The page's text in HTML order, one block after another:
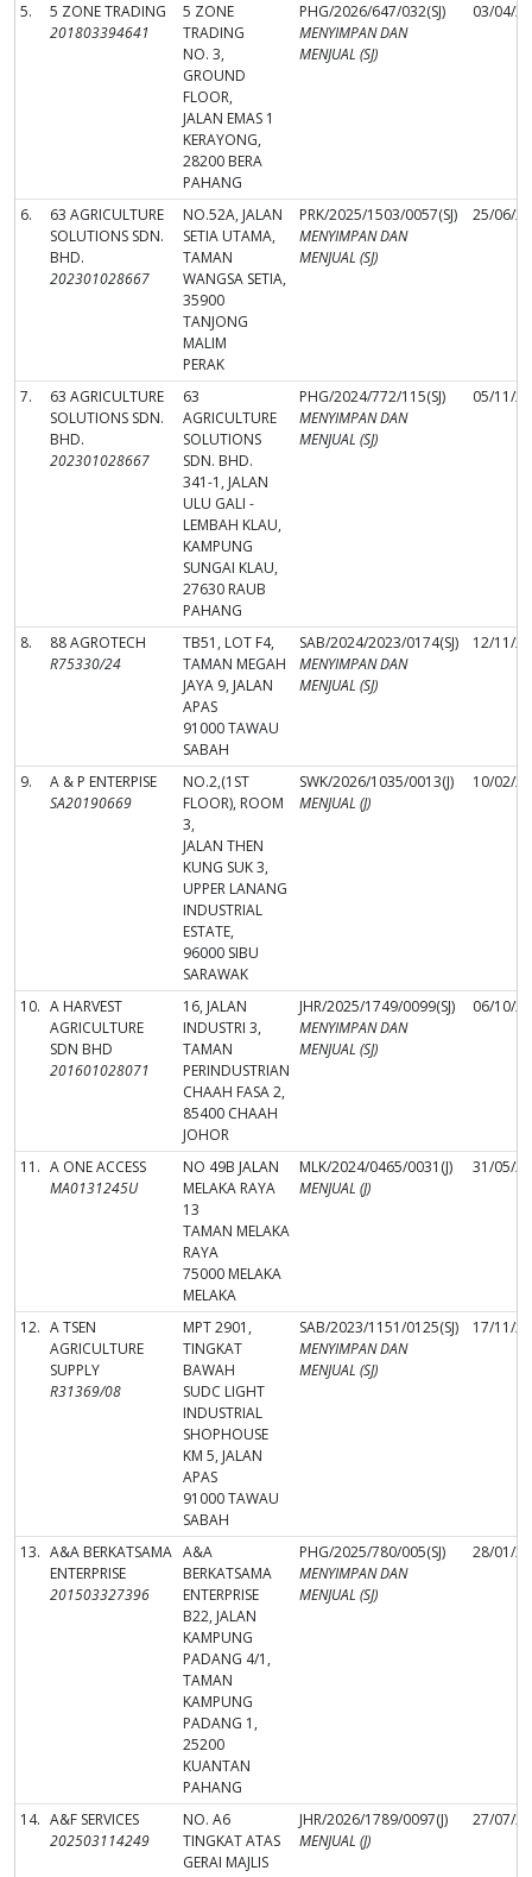
5.
5 ZONE TRADING
201803394641
5 ZONE
TRADING
NO. 3,
GROUND
FLOOR,
JALAN EMAS 1
KERAYONG,
28200 BERA
PAHANG
PHG/2026/647/032(SJ)
MENYIMPAN DAN
MENJUAL (SJ)
03/04/
6.
63 AGRICULTURE
SOLUTIONS SDN.
BHD.
202301028667
NO.52A, JALAN
SETIA UTAMA,
TAMAN
WANGSA SETIA,
35900
TANJONG
MALIM
PERAK
PRK/2025/1503/0057(SJ)
MENYIMPAN DAN
MENJUAL (SJ)
25/06/
7.
63 AGRICULTURE
SOLUTIONS SDN.
BHD.
202301028667
63
AGRICULTURE
SOLUTIONS
SDN. BHD.
341-1, JALAN
ULU GALI -
LEMBAH KLAU,
KAMPUNG
SUNGAI KLAU,
27630 RAUB
PAHANG
PHG/2024/772/115(SJ)
MENYIMPAN DAN
MENJUAL (SJ)
05/11/
8.
88 AGROTECH
R75330/24
TB51, LOT F4,
TAMAN MEGAH
JAYA 9, JALAN
APAS
91000 TAWAU
SABAH
SAB/2024/2023/0174(SJ)
MENYIMPAN DAN
MENJUAL (SJ)
12/11/
9.
A & P ENTERPISE
SA20190669
NO.2,(1ST
FLOOR), ROOM
3,
JALAN THEN
KUNG SUK 3,
UPPER LANANG
INDUSTRIAL
ESTATE,
96000 SIBU
SARAWAK
SWK/2026/1035/0013(J)
MENJUAL (J)
10/02/
10. A HARVEST
AGRICULTURE
SDN BHD
201601028071
16, JALAN
INDUSTRI 3,
TAMAN
PERINDUSTRIAN
CHAAH FASA 2,
85400 CHAAH
JOHOR
JHR/2025/1749/0099(SJ)
MENYIMPAN DAN
MENJUAL (SJ)
06/10/
11. A ONE ACCESS
MA0131245U
NO 49B JALAN
MELAKA RAYA
13
TAMAN MELAKA
RAYA
75000 MELAKA
MELAKA
MLK/2024/0465/0031(J)
MENJUAL (J)
31/05/
12. A TSEN
AGRICULTURE
SUPPLY
R31369/08
MPT 2901,
TINGKAT
BAWAH
SUDC LIGHT
INDUSTRIAL
SHOPHOUSE
KM 5, JALAN
APAS
91000 TAWAU
SABAH
SAB/2023/1151/0125(SJ)
MENYIMPAN DAN
MENJUAL (SJ)
17/11/
13. A&A BERKATSAMA
ENTERPRISE
201503327396
A&A
BERKATSAMA
ENTERPRISE
B22, JALAN
KAMPUNG
PADANG 4/1,
TAMAN
KAMPUNG
PADANG 1,
25200
KUANTAN
PAHANG
PHG/2025/780/005(SJ)
MENYIMPAN DAN
MENJUAL (SJ)
28/01/
14. A&F SERVICES
202503114249
NO. A6
TINGKAT ATAS
GERAI MAJLIS
JHR/2026/1789/0097(J)
MENJUAL (J)
27/07/